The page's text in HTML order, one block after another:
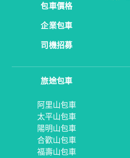
包車價格
企業包車
司機招募
旅途包車
阿里山包車
太平山包車
陽明山包車
合歡山包車
福壽山包車